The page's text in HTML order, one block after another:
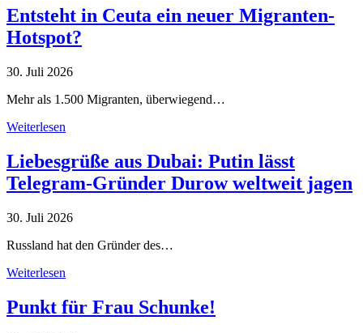
Entsteht in Ceuta ein neuer Migranten-
Hotspot?
30. Juli 2026
Mehr als 1.500 Migranten, überwiegend…
Weiterlesen
Liebesgrüße aus Dubai: Putin lässt
Telegram-Gründer Durow weltweit jagen
30. Juli 2026
Russland hat den Gründer des…
Weiterlesen
Punkt für Frau Schunke!